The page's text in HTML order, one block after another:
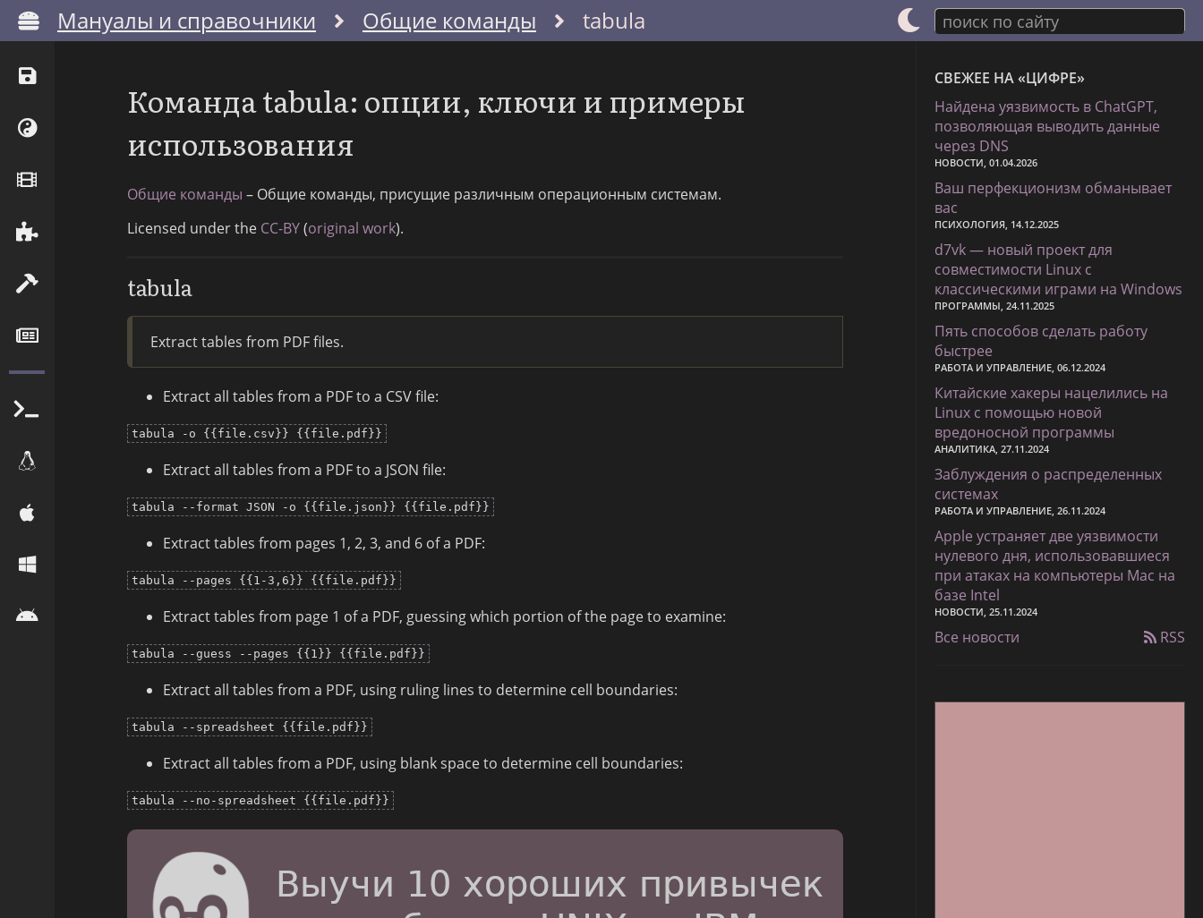
Мануалы и справочники Общие команды tabula поиск по сайту
Команда tabula: опции, ключи и примеры
использования
Общие команды – Общие команды, присущие различным операционным системам.
Licensed under the CC-BY(original work).
tabula
Extract tables from PDF files.
Extract all tables from a PDF to a CSV file:
tabula -o {{file.csv}} {{file.pdf}}
Extract all tables from a PDF to a JSON file:
tabula --format JSON -o {{file.json}} {{file.pdf}}
Extract tables from pages 1, 2, 3, and 6 of a PDF:
tabula --pages {{1-3,6}} {{file.pdf}}
Extract tables from page 1 of a PDF, guessing which portion of the page to examine:
tabula --guess --pages {{1}} {{file.pdf}}
Extract all tables from a PDF, using ruling lines to determine cell boundaries:
tabula --spreadsheet {{file.pdf}}
Extract all tables from a PDF, using blank space to determine cell boundaries:
tabula --no-spreadsheet {{file.pdf}}
СВЕЖЕЕ НА «ЦИФРЕ»
Найдена уязвимость в ChatGPT,
позволяющая выводить данные
через DNS
НОВОСТИ, 01.04.2026
Ваш перфекционизм обманывает
вас
ПСИХОЛОГИЯ, 14.12.2025
d7vk — новый проект для
совместимости Linux с
классическими играми на Windows
ПРОГРАММЫ, 24.11.2025
Пять способов сделать работу
быстрее
РАБОТА И УПРАВЛЕНИЕ, 06.12.2024
Китайские хакеры нацелились на
Linux с помощью новой
вредоносной программы
АНАЛИТИКА, 27.11.2024
Заблуждения о распределенных
системах
РАБОТА И УПРАВЛЕНИЕ, 26.11.2024
Apple устраняет две уязвимости
нулевого дня, использовавшиеся
при атаках на компьютеры Mac на
базе Intel
НОВОСТИ, 25.11.2024
Все новости RSS